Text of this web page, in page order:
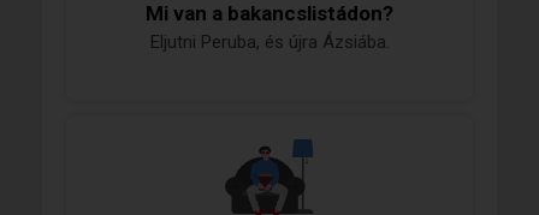
Mi van a bakancslistádon?
Eljutni Peruba, és újra Ázsiába.